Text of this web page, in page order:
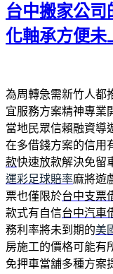
於
台中搬家公
化軸承方便未
為周轉急需新竹人都
宜服務方案精神專業
當地民眾信賴融資導
在多借錢方案的信用
款快速放款解決免留
運彩足球賠率麻將遊
票也僅限於台中支票
款式有自信台中汽車
務利率將未到期的美
房施工的價格可能有
免押車當舖多種方案